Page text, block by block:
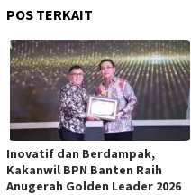
POS TERKAIT
Inovatif dan Berdampak,
Kakanwil BPN Banten Raih
Anugerah Golden Leader 2026